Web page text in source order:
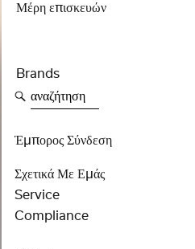
Μέρη επισκευών
Brands
αναζήτηση
Έμπορος Σύνδεση
Σχετικά Με Εμάς
Service
Compliance